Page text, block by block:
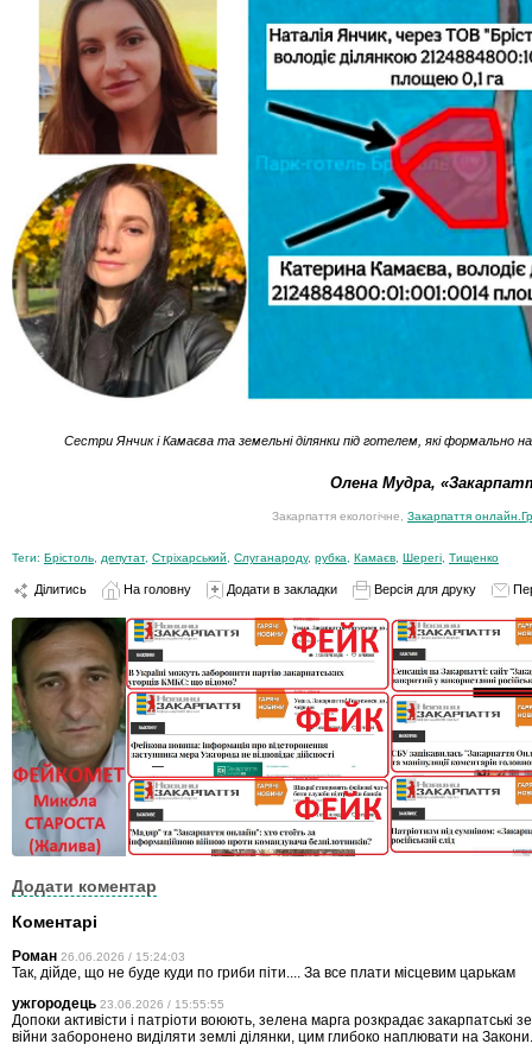
Сестри Янчик і Камаєва та земельні ділянки під готелем, які формально
Олена Мудра,
Закарпаття екологічне, Закарпаття
Теги: Брістоль депутат, Стріхарський Слуганароду, рубка Камаєв Шерегі Тищенко
Ділитись На головну Додати в закладки Версія для друку
Додати коментар
Коментарі
Роман 26.06.2026 / 15:24:03
Так, дійде, що не буде куди по гриби піти.... За все плати місцевим царькам
ужгородець 23.06.2026 / 15:55:55
Допоки активісти і патріоти воюють, зелена марга розкрадає закарпатські
війни заборонено виділяти землі ділянки, цим глибоко наплювати на